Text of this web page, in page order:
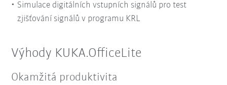
Simulace digitálních vstupních signálů pro test
zjišťování signálů v programu KRL
Výhody KUKA.OfficeLite
Okamžitá produktivita